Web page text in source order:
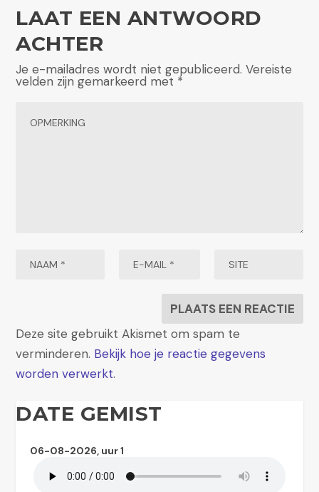
LAAT EEN ANTWOORD
ACHTER
Je e-mailadres wordt niet gepubliceerd. Vereiste
velden zijn gemarkeerd met *
Deze site gebruikt Akismet om spam te
verminderen. Bekijk hoe je reactie gegevens
worden verwerkt.
DATE GEMIST
06-08-2026, uur 1